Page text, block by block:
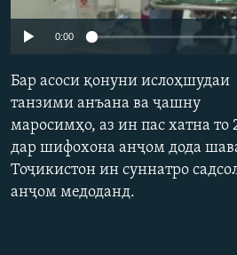
ГУЗОРИШҲОИ РАДИОӢ
Русский
ПАЙГИРӢ КУНЕД
Ҳамаи сомонаҳои RFE/RL
0:00
Бар асоси қонуни ислоҳшудаи
танзими анъана ва ҷашну
маросимҳо, аз ин пас хатна то
дар шифохона анҷом дода
Тоҷикистон ин суннатро
анҷом медоданд.